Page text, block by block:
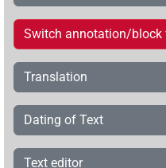
Switch annotation/block
Translation
Dating of Text
Text editor